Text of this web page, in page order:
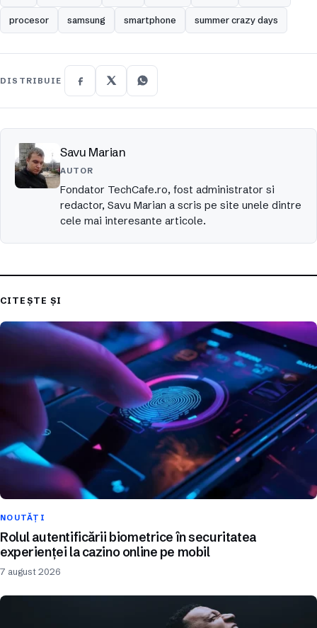
procesor samsung smartphone summer crazy days
DISTRIBUIE
Savu Marian
AUTOR
Fondator TechCafe.ro, fost administrator si
redactor, Savu Marian a scris pe site unele dintre
cele mai interesante articole.
CITEȘTE ȘI
NOUTĂȚI
Rolul autentificării biometrice în securitatea
experienței la cazino online pe mobil
7 august 2026